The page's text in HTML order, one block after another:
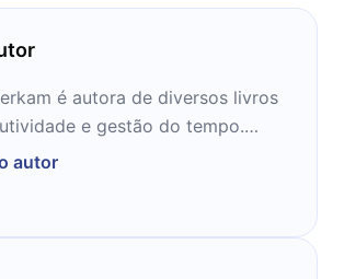
é autora de diversos livros
e gestão do tempo.
contribui para publicações de
USA Today, The Wall Street
New York Times.
autor